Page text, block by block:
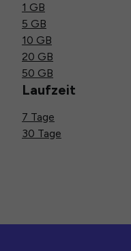
1 GB
5 GB
10 GB
20 GB
50 GB
Laufzeit
7 Tage
30 Tage